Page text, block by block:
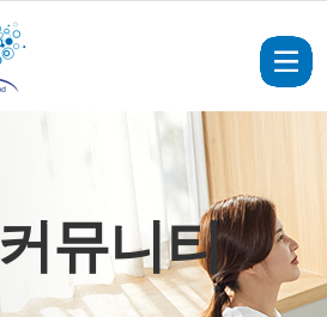
커뮤니티